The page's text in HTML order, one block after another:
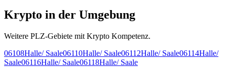
Krypto in der Umgebung
Weitere PLZ-Gebiete mit Krypto Kompetenz.
06108Halle/ Saale06110Halle/ Saale06112Halle/ Saale06114Halle/
Saale06116Halle/ Saale06118Halle/ Saale